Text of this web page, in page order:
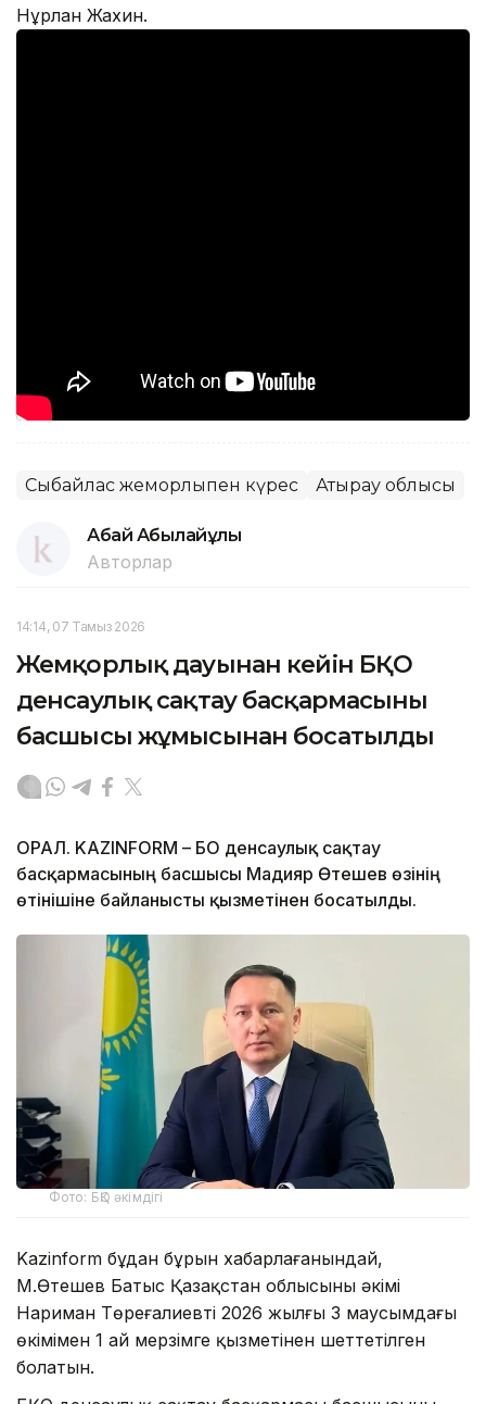
Нұрлан Жахин.
Сыбайлас жемқорлықпен күрес Атырау облысы
Абай Абылайұлы
Авторлар
14:14, 07 Тамыз 2026
Жемқорлық дауынан кейін БҚО
денсаулық сақтау басқармасының
басшысы жұмысынан босатылды
ОРАЛ. KAZINFORM – БҚО денсаулық сақтау
басқармасының басшысы Мадияр Өтешев өзінің
өтінішіне байланысты қызметінен босатылды.
Фото: БҚО әкімдігі
Kazinform бұдан бұрын хабарлағанындай,
М.Өтешев Батыс Қазақстан облысының әкімі
Нариман Төреғалиевтің 2026 жылғы 3 маусымдағы
өкімімен 1 ай мерзімге қызметінен шеттетілген
болатын.